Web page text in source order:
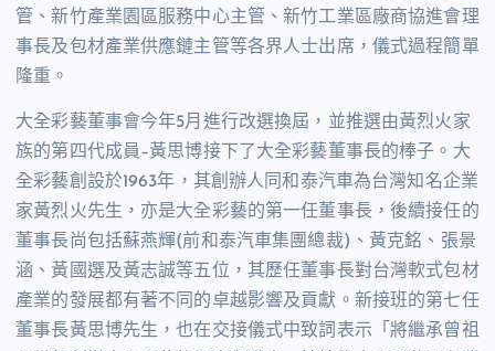
管、新竹產業園區服務中心主管、新竹工業區廠商協進會理
事長及包材產業供應鏈主管等各界人士出席，儀式過程簡單
隆重。
大全彩藝董事會今年5月進行改選換屆，並推選由黃烈火家
族的第四代成員–黃思博接下了大全彩藝董事長的棒子。大
全彩藝創設於1963年，其創辦人同和泰汽車為台灣知名企業
家黃烈火先生，亦是大全彩藝的第一任董事長，後續接任的
董事長尚包括蘇燕輝(前和泰汽車集團總裁)、黃克銘、張景
涵、黃國選及黃志誠等五位，其歷任董事長對台灣軟式包材
產業的發展都有著不同的卓越影響及貢獻。新接班的第七任
董事長黃思博先生，也在交接儀式中致詞表示「將繼承曾祖